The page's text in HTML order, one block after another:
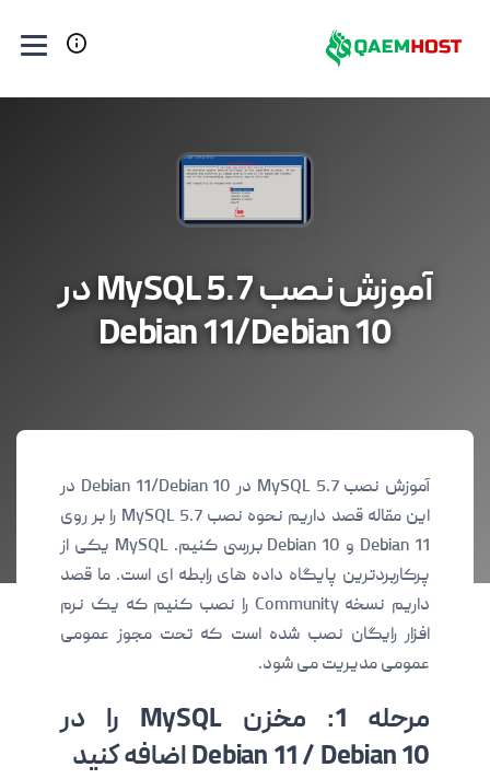
آموزش نصب MySQL 5.7 در
Debian 11/Debian 10
آموزش نصب MySQL 5.7 در Debian 11/Debian 10
در
این مقاله قصد داریم نحوه نصب MySQL 5.7 را بر روی
Debian 11 و Debian 10 بررسی کنیم. MySQL یکی از
پرکاربردترین پایگاه داده های رابطه ای است. ما قصد
داریم نسخه Community را نصب کنیم که یک نرم
افزار رایگان نصب شده است که تحت مجوز عمومی
عمومی مدیریت می شود.
مرحله 1: مخزن MySQL را در
Debian 11 / Debian 10 اضافه کنید